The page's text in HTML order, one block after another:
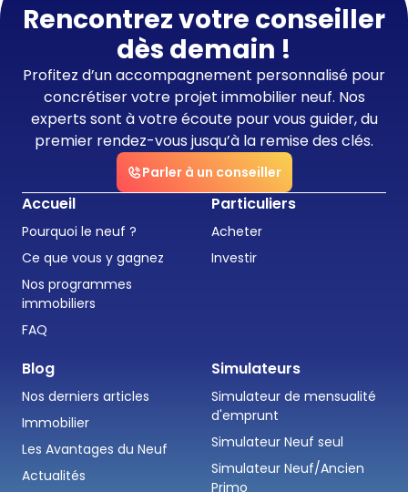
Rencontrez votre conseiller
dès demain !
Profitez d’un accompagnement personnalisé pour
concrétiser votre projet immobilier neuf. Nos
experts sont à votre écoute pour vous guider, du
premier rendez-vous jusqu’à la remise des clés.
Parler à un conseiller
Accueil
Pourquoi le neuf ?
Ce que vous y gagnez
Nos programmes
immobiliers
FAQ
Particuliers
Acheter
Investir
Blog
Nos derniers articles
Immobilier
Les Avantages du Neuf
Actualités
Simulateurs
Simulateur de mensualité
d'emprunt
Simulateur Neuf seul
Simulateur Neuf/Ancien
Primo